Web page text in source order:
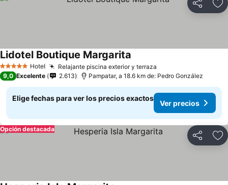
Compartir
5 Estrellas Hotel Relajante piscina exterior y terraza
Lidotel Boutique Margarita
9,0 Excelente 2.613 Pampatar, a 18.6 km de: Pedro González
Elige fechas para ver los precios exactos
Ver precios
Compartir
Opción destacada